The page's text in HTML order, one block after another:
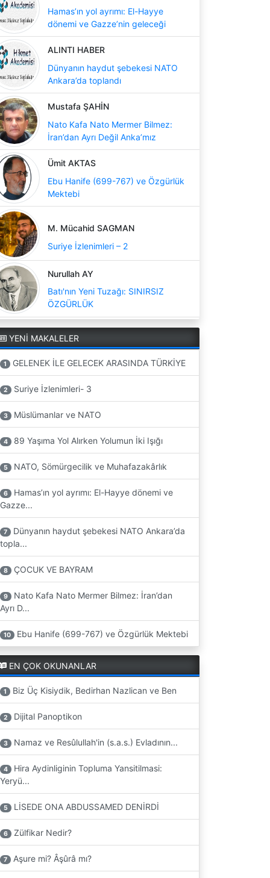
Hamas’ın yol ayrımı: El-Hayye
dönemi ve Gazze’nin geleceği
ALINTI HABER
Dünyanın haydut şebekesi NATO
Ankara’da toplandı
Mustafa ŞAHİN
Nato Kafa Nato Mermer Bilmez:
İran’dan Ayrı Değil Anka’mız
Ümit AKTAS
Ebu Hanife (699-767) ve Özgürlük
Mektebi
M. Mücahid SAGMAN
Suriye İzlenimleri – 2
Nurullah AY
Batı'nın Yeni Tuzağı: SINIRSIZ
ÖZGÜRLÜK
YENİ MAKALELER
1 GELENEK İLE GELECEK ARASINDA TÜRKİYE
2 Suriye İzlenimleri- 3
3 Müslümanlar ve NATO
4 89 Yaşıma Yol Alırken Yolumun İki Işığı
5 NATO, Sömürgecilik ve Muhafazakârlık
6
Hamas’ın yol ayrımı: El-Hayye dönemi ve
Gazze...
7
Dünyanın haydut şebekesi NATO Ankara’da
topla...
8 ÇOCUK VE BAYRAM
9
Nato Kafa Nato Mermer Bilmez: İran’dan
Ayrı D...
10 Ebu Hanife (699-767) ve Özgürlük Mektebi
EN ÇOK OKUNANLAR
1 Biz Üç Kisiydik, Bedirhan Nazlican ve Ben
2 Dijital Panoptikon
3 Namaz ve Resûlullah'in (s.a.s.) Evladının...
4
Hira Aydinliginin Topluma Yansitilmasi:
Yeryü...
5 LİSEDE ONA ABDUSSAMED DENİRDİ
6 Zülfikar Nedir?
7 Aşure mi? Âşûrâ mı?